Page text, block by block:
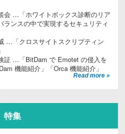
会 …「ホワイトボックス診断のリア
ランスの中で実現するセキュリティ
…「クロスサイトスクリプティン
証 …「BitDam で Emotet の侵入を
機能紹介」「Orca 機能紹介」
Read more »
特集